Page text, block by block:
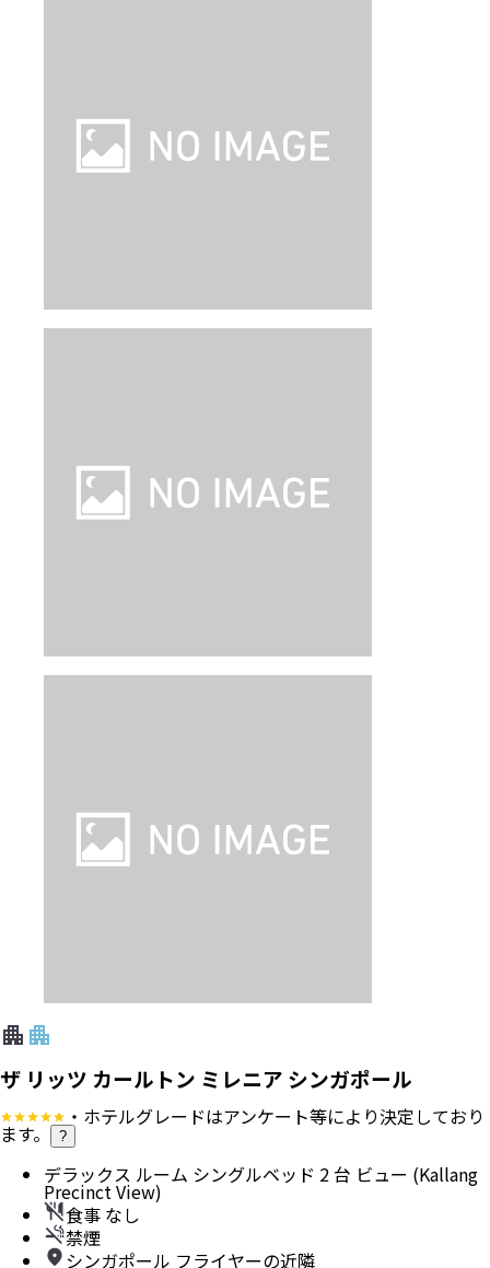
ザ リッツ カールトン ミレニア シンガポール
・ホテルグレードはアンケート等により決定しており
ます。 ?
デラックス ルーム シングルベッド 2 台 ビュー (Kallang
Precinct View)
食事 なし
禁煙
シンガポール フライヤーの近隣